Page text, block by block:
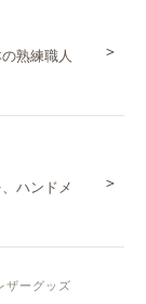
熟練職人
＞
ハンドメ
＞
ザーグッズ